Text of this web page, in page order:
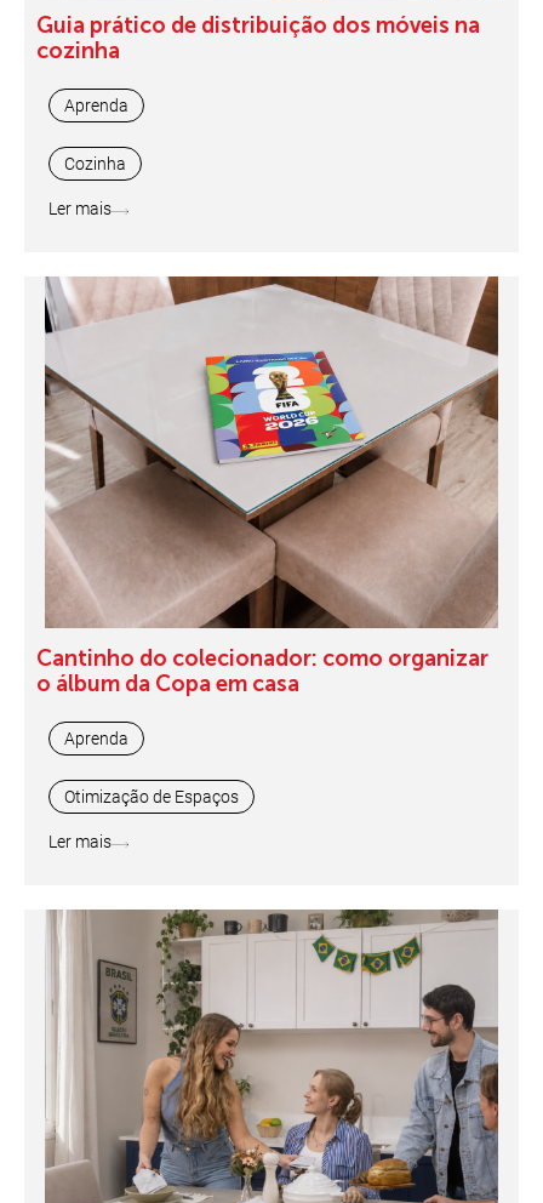
Guia prático de distribuição dos móveis na
cozinha
Aprenda
Cozinha
Ler mais
Cantinho do colecionador: como organizar
o álbum da Copa em casa
Aprenda
Otimização de Espaços
Ler mais